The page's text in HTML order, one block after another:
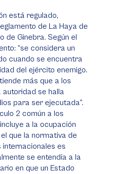
está regulado,
de La Haya de
de Ginebra. Según el
“se considera un
cuando se encuentra
del ejército enemigo.
más que a los
se halla
para ser ejecutada”.
2 común a los
a la ocupación
que la normativa de
es
se entendía a la
en que un Estado